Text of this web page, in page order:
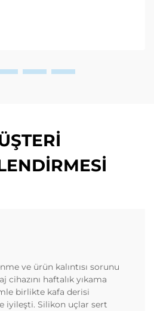
tüketiciler, fiziksel ve
çıkarmak için etkili yollar
ve ürün kalıntısı sorunu
cihazını haftalık yıkama
birlikte kafa derisi
iyileşti. Silikon uçlar sert